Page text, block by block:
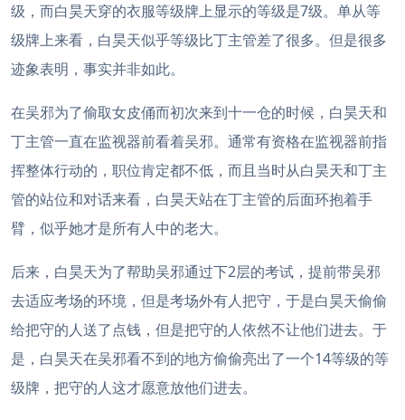
级，而白昊天穿的衣服等级牌上显示的等级是7级。单从等
级牌上来看，白昊天似乎等级比丁主管差了很多。但是很多
迹象表明，事实并非如此。
在吴邪为了偷取女皮俑而初次来到十一仓的时候，白昊天和
丁主管一直在监视器前看着吴邪。通常有资格在监视器前指
挥整体行动的，职位肯定都不低，而且当时从白昊天和丁主
管的站位和对话来看，白昊天站在丁主管的后面环抱着手
臂，似乎她才是所有人中的老大。
后来，白昊天为了帮助吴邪通过下2层的考试，提前带吴邪
去适应考场的环境，但是考场外有人把守，于是白昊天偷偷
给把守的人送了点钱，但是把守的人依然不让他们进去。于
是，白昊天在吴邪看不到的地方偷偷亮出了一个14等级的等
级牌，把守的人这才愿意放他们进去。